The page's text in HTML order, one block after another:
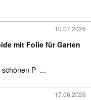
10.07.2026
mit Folie für Garten
P ...
17.06.2026